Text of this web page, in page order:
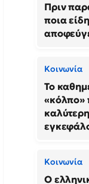
Πριν
ποια
Κοινωνία
Το
«κόλπο»
Κοινωνία
Ο